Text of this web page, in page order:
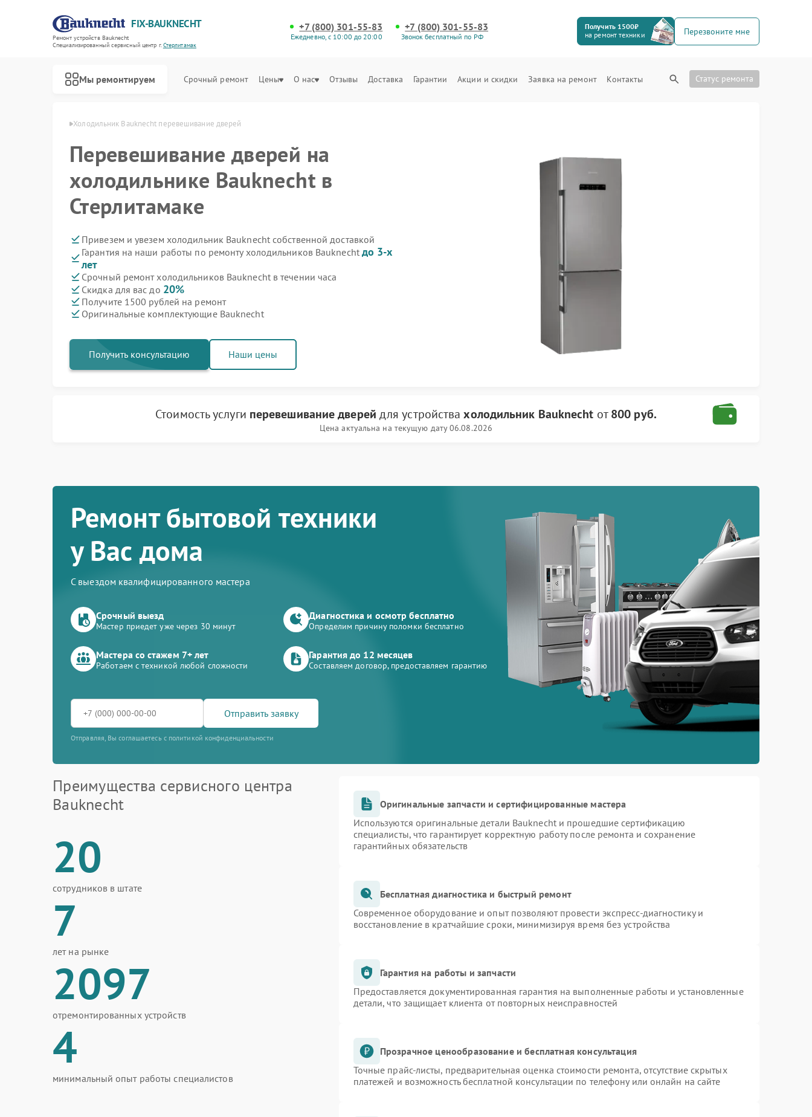
FIX-BAUKNECHT
Ремонт устройств Bauknecht
Специализированный cервисный центр г.Стерлитамак
+7 (800) 301-55-83
Ежедневно, с 10:00 до 20:00
+7 (800) 301-55-83
Звонок бесплатный по РФ
Получить 1500₽
на ремонт техники
Перезвоните мне
Мы ремонтируем Срочный ремонт Цены О нас Отзывы Доставка Гарантии Акции и скидки Заявка на ремонт Контакты Статус ремонта
в Стерлитамаке Холодильник Bauknecht перевешивание дверей
Перевешивание дверей на
холодильнике Bauknecht в
Стерлитамаке
Привезем и увезем холодильник Bauknecht собственной доставкой
Гарантия на наши работы по ремонту холодильников Bauknecht до 3-х
лет
Срочный ремонт холодильников Bauknecht в течении часа
Скидка для вас до 20%
Получите 1500 рублей на ремонт
Оригинальные комплектующие Bauknecht
Получить консультацию Наши цены
Стоимость услуги перевешивание дверей для устройствахолодильник Bauknecht от800 руб.
Цена актуальна на текущую дату 06.08.2026
Ремонт бытовой техники
у Вас дома
С выездом квалифицированного мастера
Срочный выезд
Мастер приедет уже через 30 минут
Диагностика и осмотр бесплатно
Определим причину поломки бесплатно
Мастера со стажем 7+ лет
Работаем с техникой любой сложности
Гарантия до 12 месяцев
Составляем договор, предоставляем гарантию
Отправить заявку
Отправляя, Вы соглашаетесь с политикой конфиденциальности
Преимущества сервисного центра
Bauknecht
20
сотрудников в штате
7
лет на рынке
2097
отремонтированных устройств
4
минимальный опыт работы специалистов
Оригинальные запчасти и сертифицированные мастера
Используются оригинальные детали Bauknecht и прошедшие сертификацию
специалисты, что гарантирует корректную работу после ремонта и сохранение
гарантийных обязательств
Бесплатная диагностика и быстрый ремонт
Современное оборудование и опыт позволяют провести экспресс-диагностику и
восстановление в кратчайшие сроки, минимизируя время без устройства
Гарантия на работы и запчасти
Предоставляется документированная гарантия на выполненные работы и установленные
детали, что защищает клиента от повторных неисправностей
Прозрачное ценообразование и бесплатная консультация
Точные прайс-листы, предварительная оценка стоимости ремонта, отсутствие скрытых
платежей и возможность бесплатной консультации по телефону или онлайн на сайте